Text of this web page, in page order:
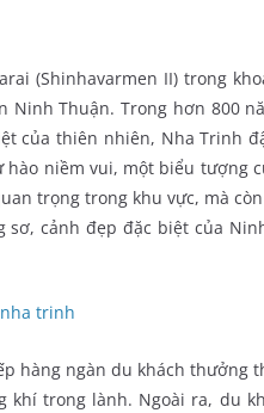
(Shinhavarmen II) trong
Thuận. Trong hơn 800
của thiên nhiên, Nha Trinh
niềm vui, một biểu tượng
trọng trong khu vực, mà
cảnh đẹp đặc biệt của
hàng ngàn du khách thưởng
trong lành. Ngoài ra, du